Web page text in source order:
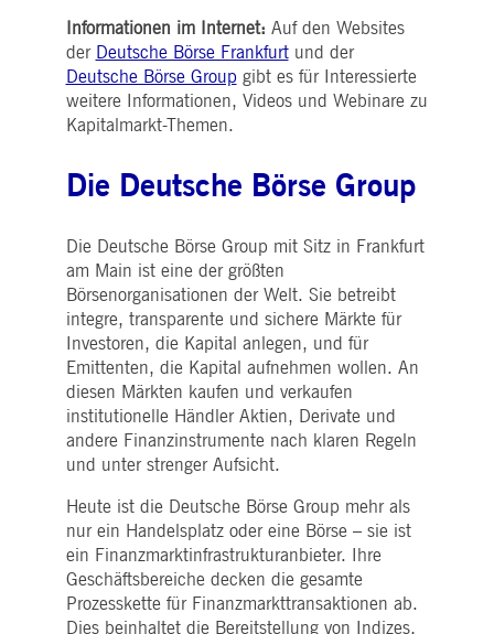
Informationen im Internet: Auf den Websites
der Deutsche Börse Frankfurtund der
Deutsche Börse Groupgibt es für Interessierte
weitere Informationen, Videos und Webinare zu
Kapitalmarkt-Themen.
Die Deutsche Börse Group
Die Deutsche Börse Group mit Sitz in Frankfurt
am Main ist eine der größten
Börsenorganisationen der Welt. Sie betreibt
integre, transparente und sichere Märkte für
Investoren, die Kapital anlegen, und für
Emittenten, die Kapital aufnehmen wollen. An
diesen Märkten kaufen und verkaufen
institutionelle Händler Aktien, Derivate und
andere Finanzinstrumente nach klaren Regeln
und unter strenger Aufsicht.
Heute ist die Deutsche Börse Group mehr als
nur ein Handelsplatz oder eine Börse – sie ist
ein Finanzmarktinfrastrukturanbieter. Ihre
Geschäftsbereiche decken die gesamte
Prozesskette für Finanzmarkttransaktionen ab.
Dies beinhaltet die Bereitstellung von Indizes,